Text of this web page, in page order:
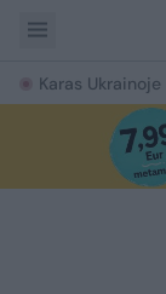
Karas Ukrainoje